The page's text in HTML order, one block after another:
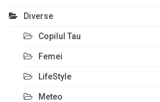
Diverse
Copilul Tau
Femei
LifeStyle
Meteo